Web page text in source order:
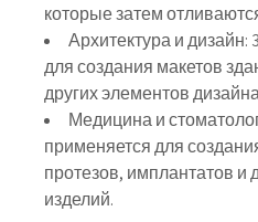
которые затем
Архитектура и дизайн:
для создания макетов
других элементов
Медицина и
применяется для
протезов, имплантатов и
изделий.